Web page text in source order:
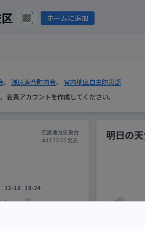
ホームに追加
、 浅原連合町内会、 宮内地区自主防災部
会員アカウントを作成してください。
広島地方気象台
本日 22:00 発表
12-18 18-24
- 10
明日の